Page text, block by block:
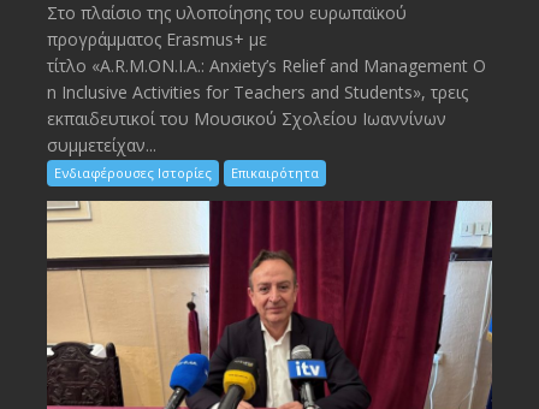
Στο πλαίσιο της υλοποίησης του ευρωπαϊκού
προγράμματος Erasmus+ με
τίτλο «A.R.M.ON.I.A.: Anxiety’s Relief and Management O
n Inclusive Activities for Teachers and Students», τρεις
εκπαιδευτικοί του Μουσικού Σχολείου Ιωαννίνων
συμμετείχαν...
Ενδιαφέρουσες Ιστορίες Επικαιρότητα